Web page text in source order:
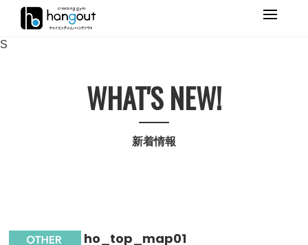
Primary
S
WHAT'S NEW!
新着情報
ho_top_map01